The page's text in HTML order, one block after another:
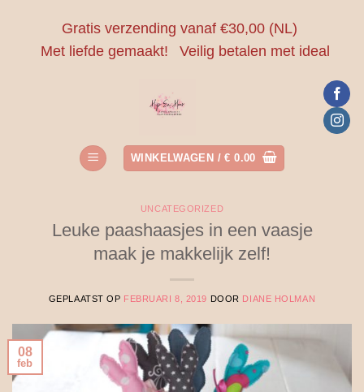
Gratis verzending vanaf €30,00 (NL)
Met liefde gemaakt!
Veilig betalen met ideal
WINKELWAGEN /€ 0.00
UNCATEGORIZED
Leuke paashaasjes in een vaasje
maak je makkelijk zelf!
GEPLAATST OP FEBRUARI 8, 2019 DOOR DIANE HOLMAN
08
feb